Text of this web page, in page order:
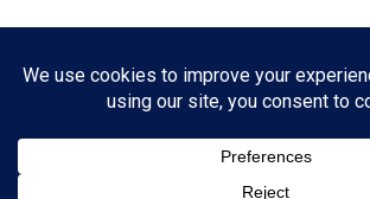
IMPRESSUM